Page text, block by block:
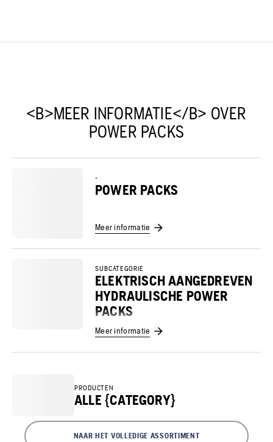
<B>MEER INFORMATIE</B> OVER
POWER PACKS
-
POWER PACKS
Meer informatie
SUBCATEGORIE
ELEKTRISCH AANGEDREVEN
HYDRAULISCHE POWER
PACKS
Meer informatie
PRODUCTEN
ALLE {CATEGORY}
NAAR HET VOLLEDIGE ASSORTIMENT